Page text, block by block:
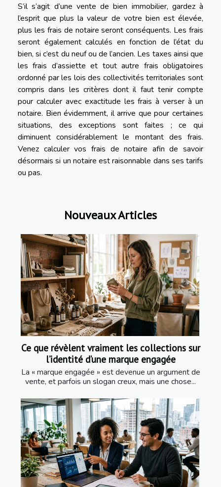
S’il s’agit d’une vente de bien immobilier, gardez à
l’esprit que plus la valeur de votre bien est élevée,
plus les frais de notaire seront conséquents. Les frais
seront également calculés en fonction de l’état du
bien, si c’est du neuf ou de l’ancien. Les taxes ainsi que
les frais d’assiette et tout autre frais obligatoires
ordonné par les lois des collectivités territoriales sont
compris dans les critères dont il faut tenir compte
pour calculer avec exactitude les frais à verser à un
notaire. Bien évidemment, il arrive que pour certaines
situations, des exceptions sont faites ; ce qui
diminuent considérablement le montant des frais.
Venez calculer vos frais de notaire afin de savoir
désormais si un notaire est raisonnable dans ses tarifs
ou pas.
Nouveaux Articles
Ce que révèlent vraiment les collections sur
l’identité d’une marque engagée
La « marque engagée » est devenue un argument de
vente, et parfois un slogan creux, mais une chose...